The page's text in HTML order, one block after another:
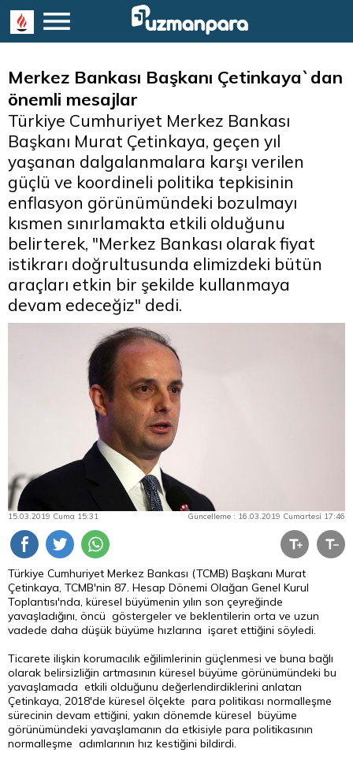
Merkez Bankası Başkanı Çetinkaya`dan
önemli mesajlar
Türkiye Cumhuriyet Merkez Bankası
Başkanı Murat Çetinkaya, geçen yıl
yaşanan dalgalanmalara karşı verilen
güçlü ve koordineli politika tepkisinin
enflasyon görünümündeki bozulmayı
kısmen sınırlamakta etkili olduğunu
belirterek, "Merkez Bankası olarak fiyat
istikrarı doğrultusunda elimizdeki bütün
araçları etkin bir şekilde kullanmaya
devam edeceğiz" dedi.
15.03.2019 Cuma 15:31 Güncelleme : 16.03.2019 Cumartesi 17:46
Türkiye Cumhuriyet Merkez Bankası (TCMB) Başkanı Murat
Çetinkaya, TCMB'nin 87. Hesap Dönemi Olağan Genel Kurul
Toplantısı'nda, küresel büyümenin yılın son çeyreğinde
yavaşladığını, öncü göstergeler ve beklentilerin orta ve uzun
vadede daha düşük büyüme hızlarına işaret ettiğini söyledi.
Ticarete ilişkin korumacılık eğilimlerinin güçlenmesi ve buna bağlı
olarak belirsizliğin artmasının küresel büyüme görünümündeki bu
yavaşlamada etkili olduğunu değerlendirdiklerini anlatan
Çetinkaya, 2018'de küresel ölçekte para politikası normalleşme
sürecinin devam ettiğini, yakın dönemde küresel büyüme
görünümündeki yavaşlamanın da etkisiyle para politikasının
normalleşme adımlarının hız kestiğini bildirdi.